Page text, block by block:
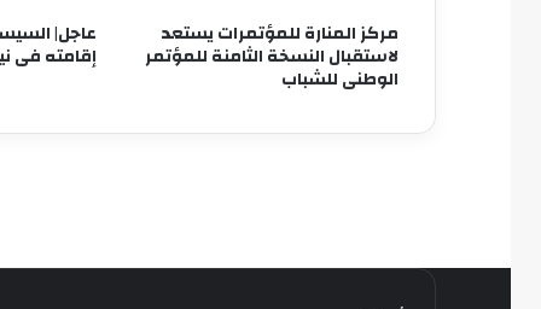
مركز المنارة للمؤتمرات يستعد
لاستقبال النسخة الثامنة للمؤتمر
الوطنى للشباب
عاجل|
إقامته فى